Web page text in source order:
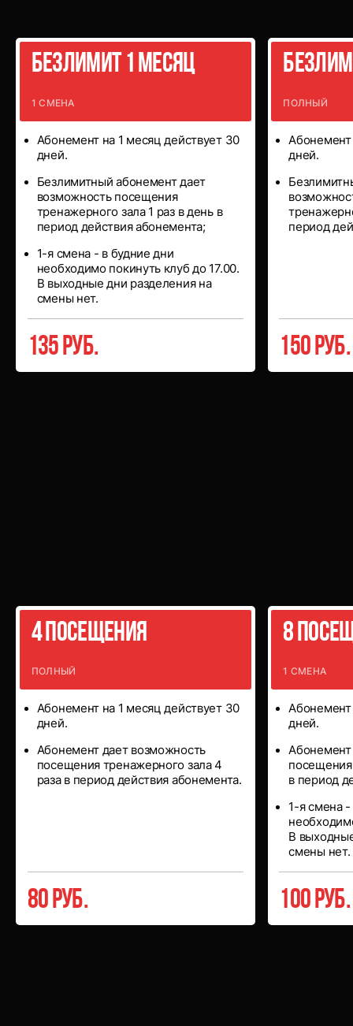
абонементы
Безлимит 1 месяц
1 СМЕНА
Абонемент на 1 месяц действует 30
дней.
Безлимитный абонемент дает
возможность посещения
тренажерного зала 1 раз в день в
период действия абонемента;
1-я смена - в будние дни
необходимо покинуть клуб до 17.00.
В выходные дни разделения на
смены нет.
135 руб.
ПОЛНЫЙ
Абонемент
дней.
период
150 руб.
посещений
4 посещения
ПОЛНЫЙ
Абонемент на 1 месяц действует 30
дней.
Абонемент дает возможность
посещения тренажерного зала 4
раза в период действия абонемента.
80 руб.
8
1 СМЕНА
Абонемент
дней.
посещения
в период
1-я смена
В
смены нет.
100 руб.